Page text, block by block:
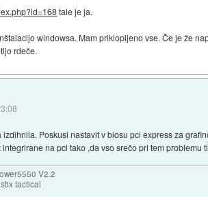
tale je ja.
windowsa. Mam priklopljeno vse. Če je že
rdeče.
Poskusi nastavit v biosu pci express za
na pci tako ,da vso srečo pri tem problemu
V2.2
tactical